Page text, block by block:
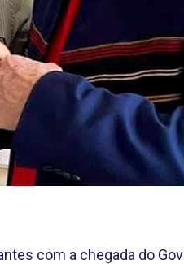
com a chegada do